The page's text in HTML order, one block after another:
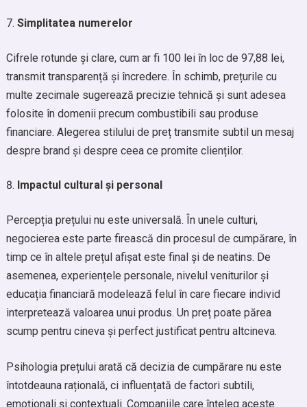
Simplitatea numerelor
Cifrele rotunde și clare, cum ar fi 100 lei în loc de 97,88 lei,
transmit transparență și încredere. În schimb, prețurile cu
multe zecimale sugerează precizie tehnică și sunt adesea
folosite în domenii precum combustibili sau produse
financiare. Alegerea stilului de preț transmite subtil un mesaj
despre brand și despre ceea ce promite clienților.
Impactul cultural și personal
Percepția prețului nu este universală. În unele culturi,
negocierea este parte firească din procesul de cumpărare, în
timp ce în altele prețul afișat este final și de neatins. De
asemenea, experiențele personale, nivelul veniturilor și
educația financiară modelează felul în care fiecare individ
interpretează valoarea unui produs. Un preț poate părea
scump pentru cineva și perfect justificat pentru altcineva.
Psihologia prețului arată că decizia de cumpărare nu este
întotdeauna rațională, ci influențată de factori subtili,
emoționali și contextuali. Companiile care înțeleg aceste